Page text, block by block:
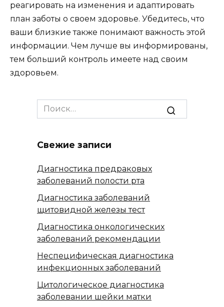
реагировать на изменения и адаптировать
план заботы о своем здоровье. Убедитесь, что
ваши близкие также понимают важность этой
информации. Чем лучше вы информированы,
тем больший контроль имеете над своим
здоровьем.
Search
for:
Свежие записи
Диагностика предраковых
заболеваний полости рта
Диагностика заболеваний
щитовидной железы тест
Диагностика онкологических
заболеваний рекомендации
Неспецифическая диагностика
инфекционных заболеваний
Цитологическое диагностика
заболевании шейки матки